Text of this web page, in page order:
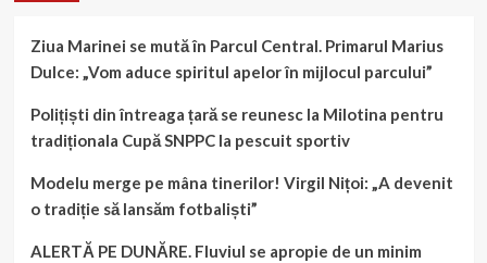
Ziua Marinei se mută în Parcul Central. Primarul Marius
Dulce: „Vom aduce spiritul apelor în mijlocul parcului”
Polițiști din întreaga țară se reunesc la Milotina pentru
tradiționala Cupă SNPPC la pescuit sportiv
Modelu merge pe mâna tinerilor! Virgil Nițoi: „A devenit
o tradiție să lansăm fotbaliști”
ALERTĂ PE DUNĂRE. Fluviul se apropie de un minim